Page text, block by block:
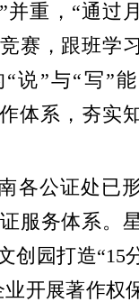
并重，“通过
赛，跟班学
说”与“写”
体系，夯实
各公证处已
服务体系。
创园打造“15
业开展著作权